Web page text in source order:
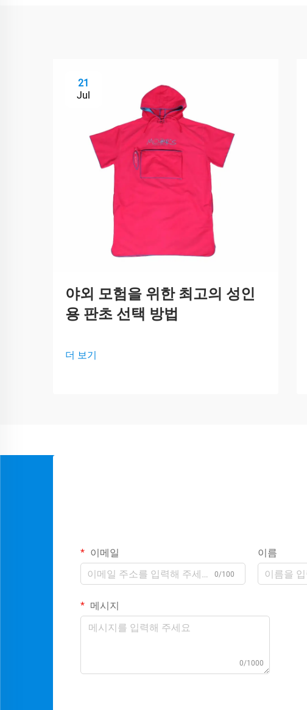
21
Jul
야외 모험을 위한 최고의 성인
용 판초 선택 방법
더 보기
이메일
0/100
이름
메시지
0/1000